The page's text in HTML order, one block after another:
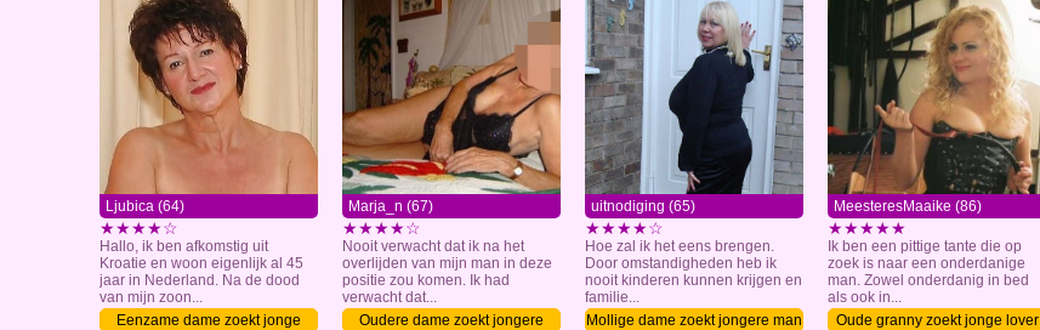
Ljubica (64)
★★★★☆
Hallo, ik ben afkomstig uit
Kroatie en woon eigenlijk al 45
jaar in Nederland. Na de dood
van mijn zoon...
Eenzame dame zoekt jonge
Marja_n (67)
★★★★☆
Nooit verwacht dat ik na het
overlijden van mijn man in deze
positie zou komen. Ik had
verwacht dat...
Oudere dame zoekt jongere
uitnodiging (65)
★★★★☆
Hoe zal ik het eens brengen.
Door omstandigheden heb ik
nooit kinderen kunnen krijgen en
familie...
Mollige dame zoekt jongere man
MeesteresMaaike (86)
★★★★★
Ik ben een pittige tante die op
zoek is naar een onderdanige
man. Zowel onderdanig in bed
als ook in...
Oude granny zoekt jonge lover